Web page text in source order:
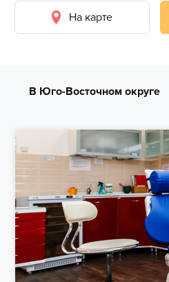
На карте
В Юго-Восточном округе